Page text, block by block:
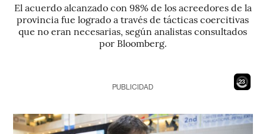
El acuerdo alcanzado con 98% de los acreedores de la
provincia fue logrado a través de tácticas coercitivas
que no eran necesarias, según analistas consultados
por Bloomberg.
21
PUBLICIDAD